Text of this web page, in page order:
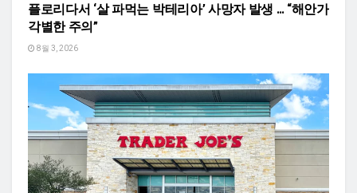
플로리다서 ‘살 파먹는 박테리아’ 사망자 발생 … “해안가
각별한 주의”
8월 3, 2026